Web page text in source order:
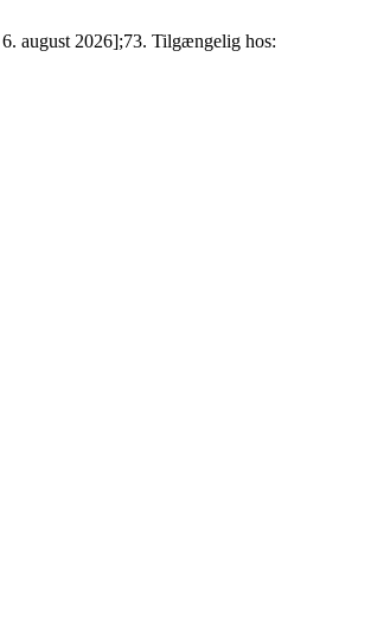
august 2026];73. Tilgængelig hos: